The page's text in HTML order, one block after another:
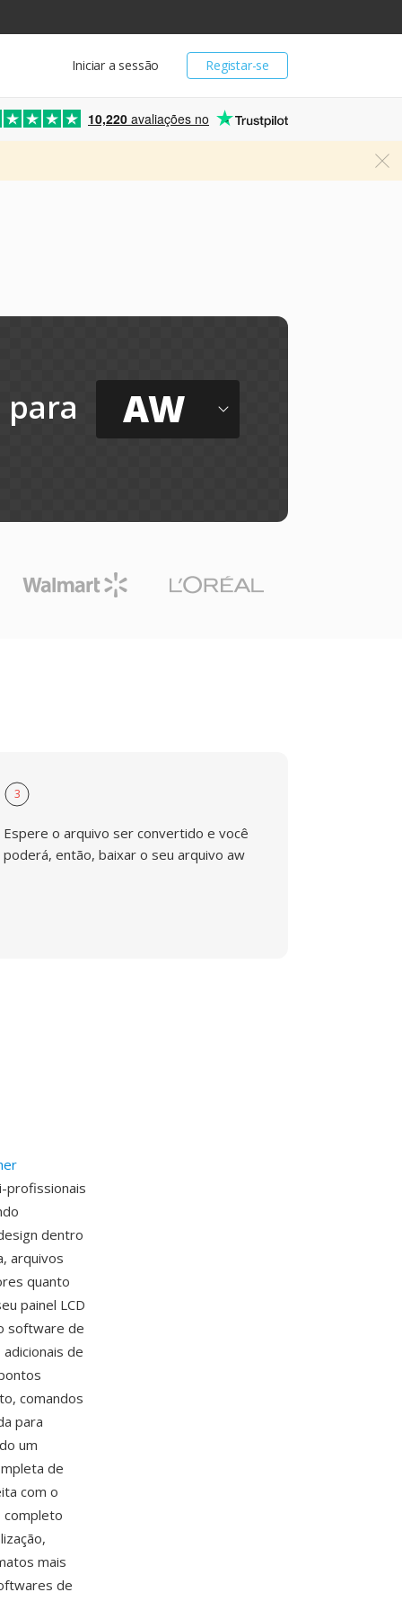
Registar-se
Iniciar a sessão
10,220 avaliações no
para AW
3
Espere o arquivo ser convertido e você
poderá, então, baixar o seu arquivo aw
profissionais
dentro
arquivos
quanto
painel LCD
software de
de
comandos
para
um
de
com o
completo
mais
de